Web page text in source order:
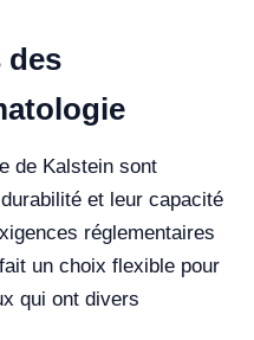
des
de Kalstein sont
et leur capacité
réglementaires
un choix flexible pour
qui ont divers